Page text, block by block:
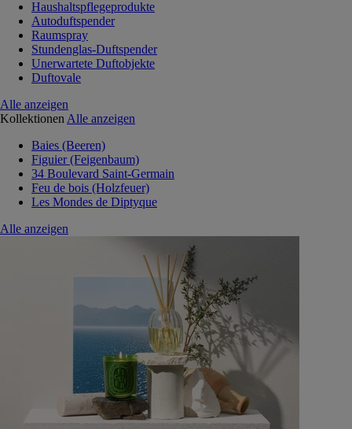
Haushaltspflegeprodukte
Autoduftspender
Raumspray
Stundenglas-Duftspender
Unerwartete Duftobjekte
Duftovale
Alle anzeigen
Kollektionen Alle anzeigen
Baies (Beeren)
Figuier (Feigenbaum)
34 Boulevard Saint-Germain
Feu de bois (Holzfeuer)
Les Mondes de Diptyque
Alle anzeigen